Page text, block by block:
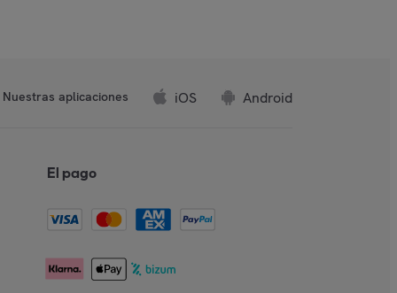
Nuestras aplicaciones iOS Android
El pago